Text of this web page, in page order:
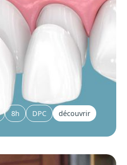
8h DPC découvrir